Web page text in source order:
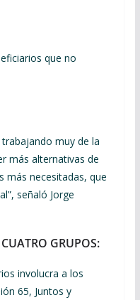
que no
muy de la
más alternativas de
más necesitadas, que
señaló Jorge
GRUPOS:
involucra a los
65, Juntos y